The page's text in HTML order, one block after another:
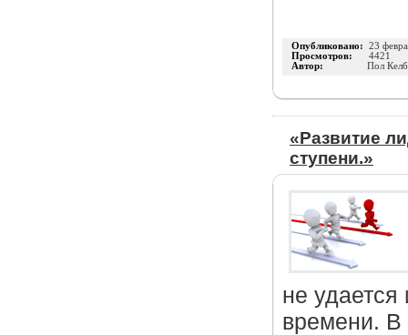
Опубликовано: 23
Просмотров: 4421
Автор: Пол
«Развитие
ступени.»
не удается
времени. В